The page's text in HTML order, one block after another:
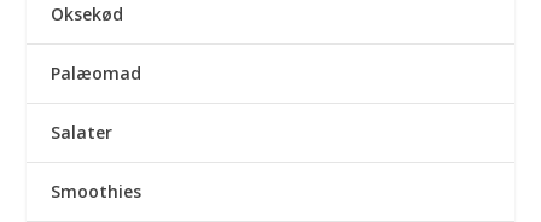
Oksekød
Palæomad
Salater
Smoothies